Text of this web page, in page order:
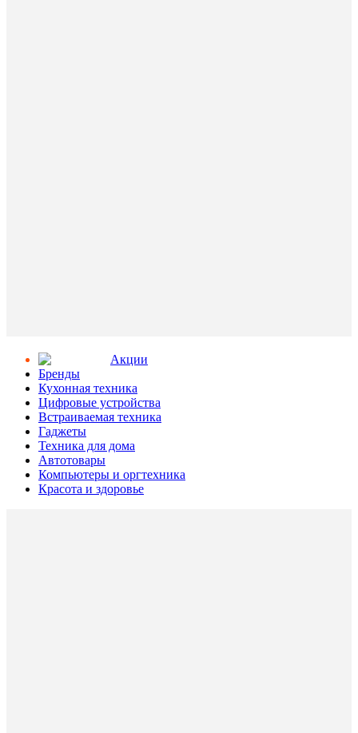
Aкции
Бренды
Кухонная техника
Цифровые устройства
Встраиваемая техника
Гаджеты
Техника для дома
Автотовары
Компьютеры и оргтехника
Красота и здоровье